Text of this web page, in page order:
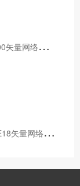
普
源DNA800矢量网络分析仪
R
&S®ZNLE18矢量网络分析仪